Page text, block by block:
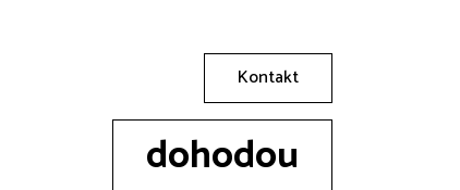
Kontakt
dohodou